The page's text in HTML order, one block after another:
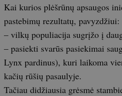
Kai kurios plėšrūnų apsaugos
pastebimų rezultatų, pavyzdžiui:
– vilkų populiacija sugrįžo į
– pasiekti svarūs pasiekimai
Lynx pardinus), kuri laikoma
kačių rūšių pasaulyje.
Tačiau didžiausia grėsmė